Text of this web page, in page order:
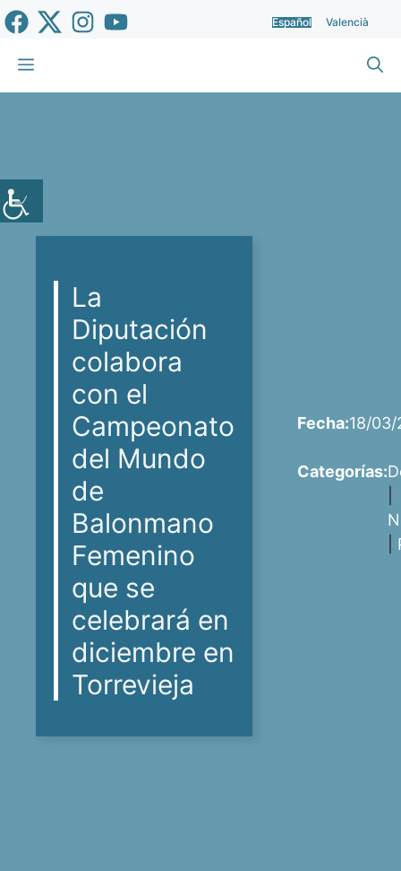
Saltar
al
contenido
Español Valencià
Menú
La
Diputación
colabora
con el
Campeonato
del Mundo
de
Balonmano
Femenino
que se
celebrará en
diciembre en
Torrevieja
Fecha:18/03/
Categorías: